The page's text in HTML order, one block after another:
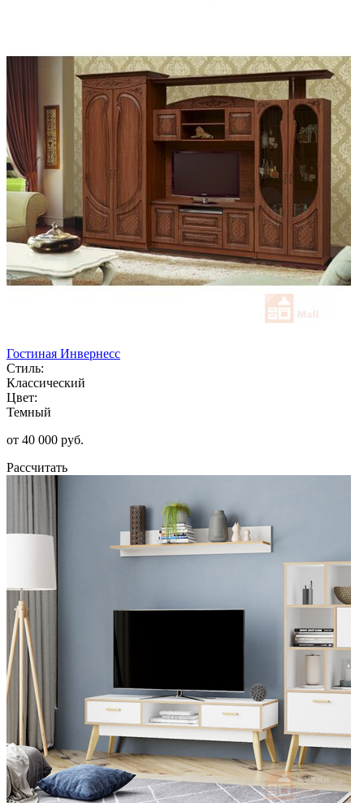
Гостиная Инвернесс
Стиль:
Классический
Цвет:
Темный
от 40 000 руб.
Рассчитать